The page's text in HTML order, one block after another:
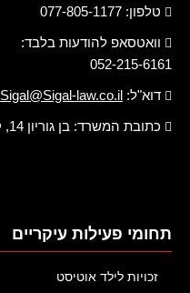
טלפון: 077-805-1177
וואטסאפ להודעות בלבד:
052-215-6161
דוא"ל: Sigal@Sigal-law.co.il
כתובת המשרד: בן גוריון 14, ק.2 הרצליה
תחומי פעילות עיקריים
זכויות לילד אוטיסט